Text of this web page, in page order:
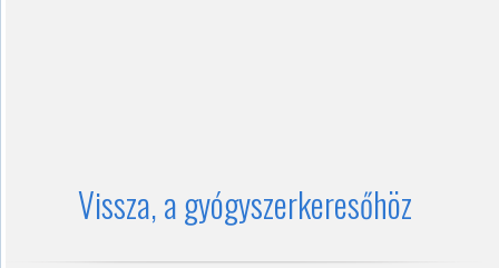
Vissza, a gyógyszerkeresőhöz